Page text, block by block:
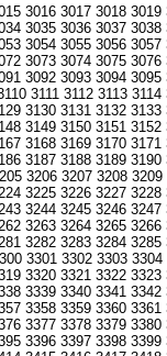
3016 3017 3018 3019
3035 3036 3037 3038
3054 3055 3056 3057
3073 3074 3075 3076
3092 3093 3094 3095
3111 3112 3113 3114
3130 3131 3132 3133
3149 3150 3151 3152
3168 3169 3170 3171
3187 3188 3189 3190
3206 3207 3208 3209
3225 3226 3227 3228
3244 3245 3246 3247
3263 3264 3265 3266
3282 3283 3284 3285
3301 3302 3303 3304
3320 3321 3322 3323
3339 3340 3341 3342
3358 3359 3360 3361
3377 3378 3379 3380
3396 3397 3398 3399